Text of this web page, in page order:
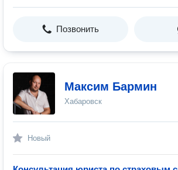
Позвонить
Максим Бармин
Хабаровск
Новый